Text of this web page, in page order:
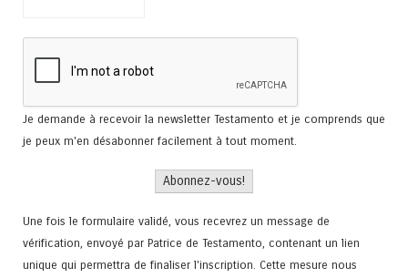
Je demande à recevoir la newsletter Testamento et je comprends que
je peux m'en désabonner facilement à tout moment.
Une fois le formulaire validé, vous recevrez un message de
vérification, envoyé par Patrice de Testamento, contenant un lien
unique qui permettra de finaliser l'inscription. Cette mesure nous